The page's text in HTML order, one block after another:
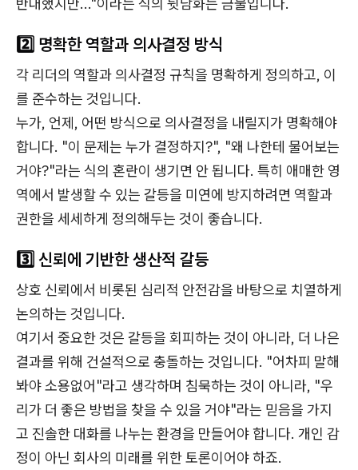
2️⃣ 명확한 역할과 의사결정 방식
각 리더의 역할과 의사결정 규칙을 명확하게 정의하고, 이
를 준수하는 것입니다.
누가, 언제, 어떤 방식으로 의사결정을 내릴지가 명확해야
합니다. "이 문제는 누가 결정하지?", "왜 나한테 물어보는
거야?"라는 식의 혼란이 생기면 안 됩니다. 특히 애매한 영
역에서 발생할 수 있는 갈등을 미연에 방지하려면 역할과
권한을 세세하게 정의해두는 것이 좋습니다.
3️⃣ 신뢰에 기반한 생산적 갈등
상호 신뢰에서 비롯된 심리적 안전감을 바탕으로 치열하게
논의하는 것입니다.
여기서 중요한 것은 갈등을 회피하는 것이 아니라, 더 나은
결과를 위해 건설적으로 충돌하는 것입니다. "어차피 말해
봐야 소용없어"라고 생각하며 침묵하는 것이 아니라, "우
리가 더 좋은 방법을 찾을 수 있을 거야"라는 믿음을 가지
고 진솔한 대화를 나누는 환경을 만들어야 합니다. 개인 감
정이 아닌 회사의 미래를 위한 토론이어야 하죠.